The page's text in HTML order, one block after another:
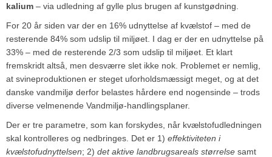
kalium – via udledning af gylle plus brugen af kunstgødning.
For 20 år siden var der en 16% udnyttelse af kvælstof – med de
resterende 84% som udslip til miljøet. I dag er der en udnyttelse på
33% – med de resterende 2/3 som udslip til miljøet. Et klart
fremskridt altså, men desværre slet ikke nok. Problemet er nemlig,
at svineproduktionen er steget uforholdsmæssigt meget, og at det
danske vandmiljø derfor belastes hårdere end nogensinde – trods
diverse velmenende Vandmiljø-handlingsplaner.
Der er tre parametre, som kan forskydes, når kvælstofudledningen
skal kontrolleres og nedbringes. Det er 1) effektiviteten i
kvælstofudnyttelsen; 2) det aktive landbrugsareals størrelse samt